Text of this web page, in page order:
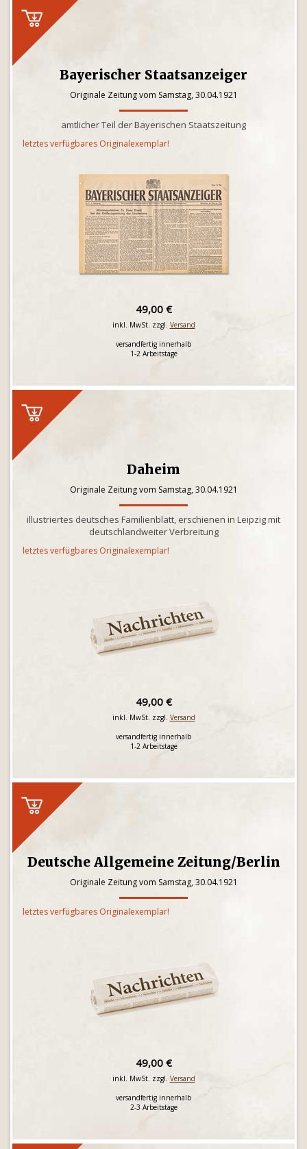
Bayerischer Staatsanzeiger
Originale Zeitung vom Samstag, 30.04.1921
amtlicher Teil der Bayerischen Staatszeitung
letztes verfügbares Originalexemplar!
49,00 €
inkl. MwSt. zzgl. Versand
versandfertig innerhalb
1-2 Arbeitstage
Daheim
Originale Zeitung vom Samstag, 30.04.1921
illustriertes deutsches Familienblatt, erschienen in Leipzig mit
deutschlandweiter Verbreitung
letztes verfügbares Originalexemplar!
49,00 €
inkl. MwSt. zzgl. Versand
versandfertig innerhalb
1-2 Arbeitstage
Deutsche Allgemeine Zeitung/Berlin
Originale Zeitung vom Samstag, 30.04.1921
letztes verfügbares Originalexemplar!
49,00 €
inkl. MwSt. zzgl. Versand
versandfertig innerhalb
2-3 Arbeitstage